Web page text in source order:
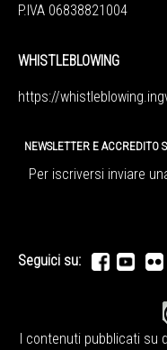
P.IVA 06838821004
WHISTLEBLOWING
https://
NEWSLETTER E ACCREDITO
Per iscriversi inviare
Seguici su:
I contenuti pubblicati su